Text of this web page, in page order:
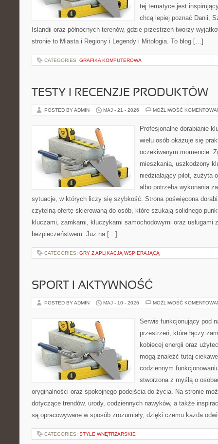
tej tematyce jest
chcą lepiej poznać Danii,
Islandii oraz północnych terenów, gdzie przestrzeń tworzy
stronie to Miasta i Regiony i Legendy i Mitologia. To blog […]
CATEGORIES: GRAFIKA KOMPUTEROWA
TESTY I RECENZJE PRODUKTÓW
POSTED BY ADMIN MAJ - 21 - 2026 MOŻLIWOŚĆ
Profesjonalne dorabianie
wielu osób okazuje się
oczekiwanym momencie.
mieszkania, uszkodzony
niedziałający pilot, zużyta
albo potrzeba wykonania
sytuacje, w których liczy się szybkość. Strona poświęcona
czytelną ofertę skierowaną do osób, które szukają solidnego
kluczami, zamkami, kluczykami samochodowymi oraz usługami
bezpieczeństwem. Już na […]
CATEGORIES: GRY Z APLIKACJĄ WSPIERAJĄCĄ
SPORT I AKTYWNOŚĆ
POSTED BY ADMIN MAJ - 10 - 2026 MOŻLIWOŚĆ
Serwis funkcjonujący pod
przestrzeń, które łączy
kobiecej energii oraz
mogą znaleźć tutaj
codziennym
stworzona z myślą o
oryginalności oraz spokojnego podejścia do życia. Na stronie
dotyczące trendów, urody, codziennych nawyków, a także
są opracowywane w sposób zrozumiały, dzięki czemu każda
CATEGORIES: STYLE WNĘTRZARSKIE